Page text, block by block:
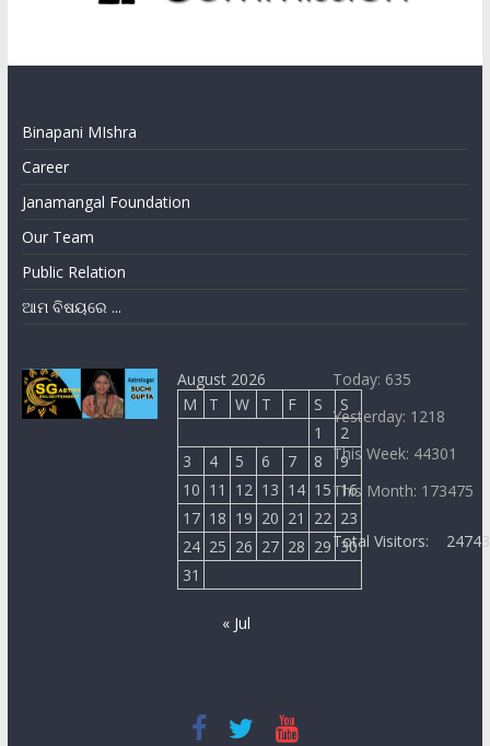
Binapani MIshra
Career
Janamangal Foundation
Our Team
Public Relation
ଆମ ବିଷୟରେ ...
August 2026
M
T W T F S
S
1
2
3
4 5 6 7 8
9
10 11 12 13 14 15 16
17 18 19 20 21 22 23
24 25 26 27 28 29 30
31
« Jul
Today: 635
Yesterday: 1218
This Week: 44301
This Month: 173475
Total Visitors: